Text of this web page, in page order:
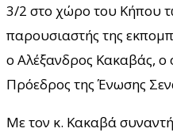
3/2 στο χώρο του Κήπου
παρουσιαστής της
ο Αλέξανδρος Κακαβάς, ο
Πρόεδρος της Ένωσης
Με τον κ. Κακαβά